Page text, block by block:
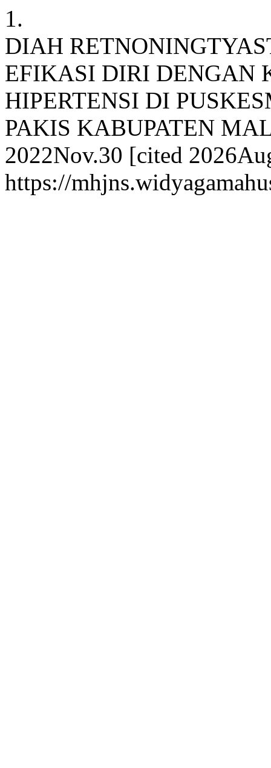
1.
DIAH
EFIKASI DIRI DENGAN
HIPERTENSI DI
PAKIS KABUPATEN
2022Nov.30 [cited
https://